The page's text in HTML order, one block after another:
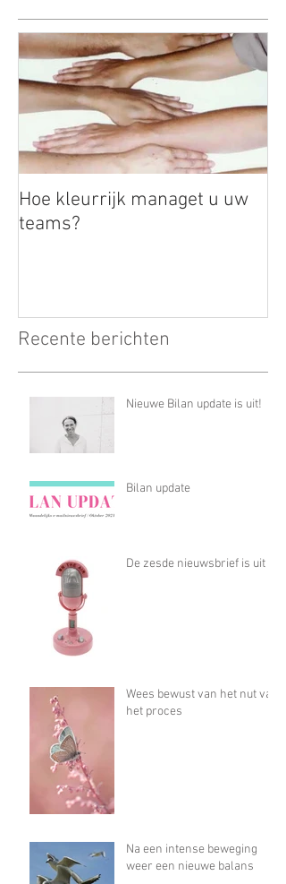
Hoe kleurrijk managet u uw
teams?
Recente berichten
Nieuwe Bilan update is uit!
Bilan update
De zesde nieuwsbrief is uit
Wees bewust van het nut van
het proces
Na een intense beweging
weer een nieuwe balans